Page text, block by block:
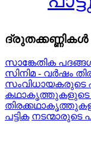
ദ്രുതക്കണ്ണികള്‍
സാങ്കേതിക
സിനിമ - വര്‍ഷം
സംവിധായകരുടെ
കഥാകൃത്തുകളുടെ
പട്ടിക നടന്മാരുടെ